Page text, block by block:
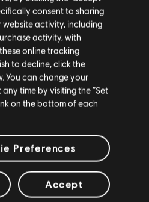
par match (cf. graphique ci-
par match (cf. graphique ci-
délibérées en mode
Standard.
en mode Classé et -14 %
gadget allié en mode Classé
montant d'actions négatives
une tendance à la baisse.
consent to sharing
activity, including
activity, with
online tracking
to decline, click the
You can change your
time by visiting the “Set
on the bottom of each
Preferences
Accept